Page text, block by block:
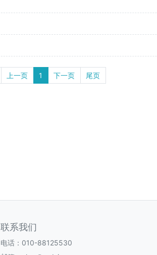
上一页 1 下一页 尾页
联系我们
电话：010-88125530